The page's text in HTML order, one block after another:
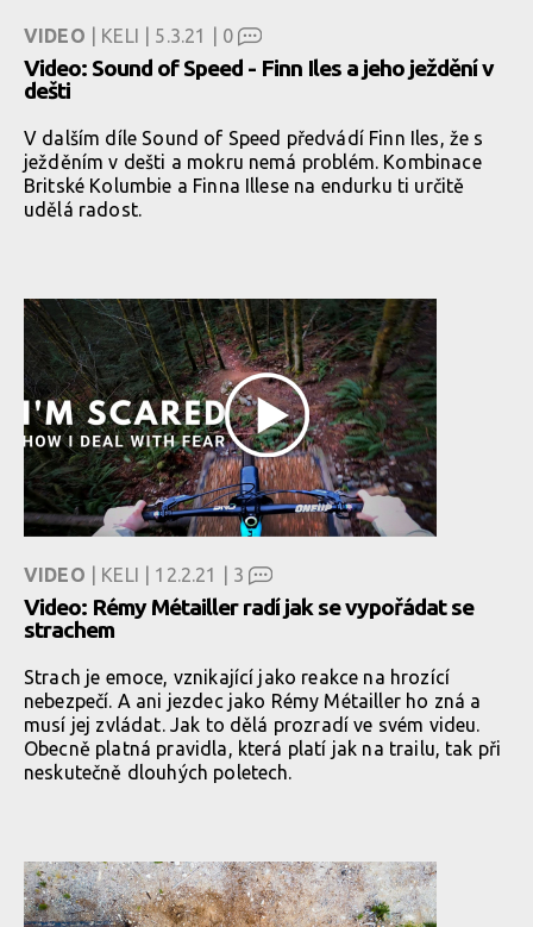
VIDEO | KELI | 5.3.21 | 0
Video: Sound of Speed - Finn Iles a jeho ježdění v
dešti
V dalším díle Sound of Speed předvádí Finn Iles, že s
ježděním v dešti a mokru nemá problém. Kombinace
Britské Kolumbie a Finna Illese na endurku ti určitě
udělá radost.
VIDEO | KELI | 12.2.21 | 3
Video: Rémy Métailler radí jak se vypořádat se
strachem
Strach je emoce, vznikající jako reakce na hrozící
nebezpečí. A ani jezdec jako Rémy Métailler ho zná a
musí jej zvládat. Jak to dělá prozradí ve svém videu.
Obecně platná pravidla, která platí jak na trailu, tak při
neskutečně dlouhých poletech.